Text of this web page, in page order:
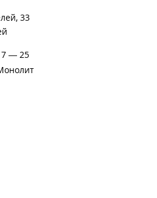
33
— 25